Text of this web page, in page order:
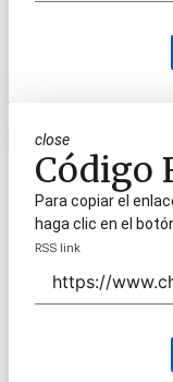
close
Código
Para copiar el
haga clic en el
RSS link